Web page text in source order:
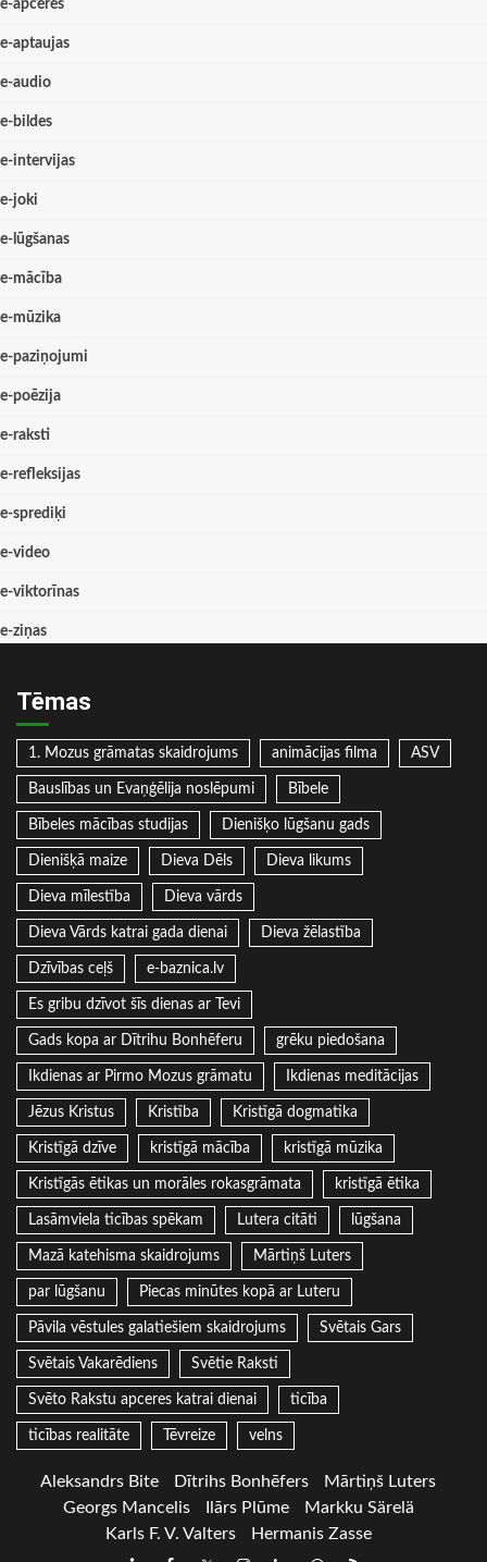
e-apceres
e-aptaujas
e-audio
e-bildes
e-intervijas
e-joki
e-lūgšanas
e-mācība
e-mūzika
e-paziņojumi
e-poēzija
e-raksti
e-refleksijas
e-sprediķi
e-video
e-viktorīnas
e-ziņas
Tēmas
1. Mozus grāmatas skaidrojums animācijas filma ASV
Bauslības un Evaņģēlija noslēpumi Bībele
Bībeles mācības studijas Dienišķo lūgšanu gads
Dienišķā maize Dieva Dēls Dieva likums
Dieva mīlestība Dieva vārds
Dieva Vārds katrai gada dienai Dieva žēlastība
Dzīvības ceļš e-baznica.lv
Es gribu dzīvot šīs dienas ar Tevi
Gads kopa ar Dītrihu Bonhēferu grēku piedošana
Ikdienas ar Pirmo Mozus grāmatu Ikdienas meditācijas
Jēzus Kristus Kristība Kristīgā dogmatika
Kristīgā dzīve kristīgā mācība kristīgā mūzika
Kristīgās ētikas un morāles rokasgrāmata kristīgā ētika
Lasāmviela ticības spēkam Lutera citāti lūgšana
Mazā katehisma skaidrojums Mārtiņš Luters
par lūgšanu Piecas minūtes kopā ar Luteru
Pāvila vēstules galatiešiem skaidrojums Svētais Gars
Svētais Vakarēdiens Svētie Raksti
Svēto Rakstu apceres katrai dienai ticība
ticības realitāte Tēvreize velns
Aleksandrs Bite Dītrihs Bonhēfers
Mārtiņš Luters
Georgs Mancelis
Ilārs Plūme
Markku Särelä
Karls F. V. Valters
Hermanis Zasse